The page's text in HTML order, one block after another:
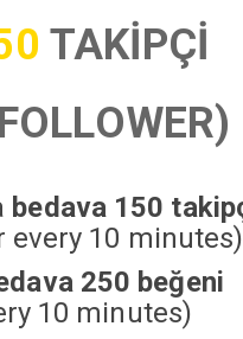
TAKİPÇİ
FOLLOWER)
bedava 150
10 minutes)
250 beğeni
10 minutes)